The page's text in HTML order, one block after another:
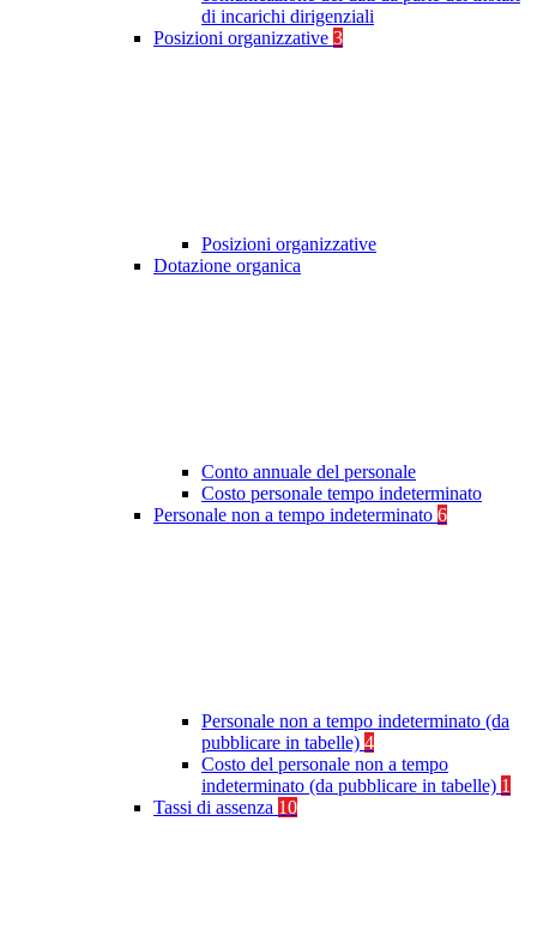
di incarichi dirigenziali
Posizioni organizzative 3
Posizioni organizzative
Dotazione organica
Conto annuale del personale
Costo personale tempo indeterminato
Personale non a tempo indeterminato 6
Personale non a tempo indeterminato (da
pubblicare in tabelle) 4
Costo del personale non a tempo
indeterminato (da pubblicare in tabelle) 1
Tassi di assenza 10